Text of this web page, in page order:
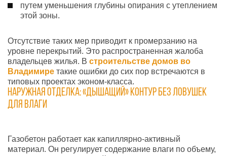
путем уменьшения глубины опирания с утеплением
этой зоны.
Отсутствие таких мер приводит к промерзанию на
уровне перекрытий. Это распространенная жалоба
владельцев жилья. В строительстве домов во
Владимире такие ошибки до сих пор встречаются в
типовых проектах эконом-класса.
Наружная отделка: «дышащий» контур без ловушек
для влаги
Газобетон работает как капиллярно-активный
материал. Он регулирует содержание влаги по объему,